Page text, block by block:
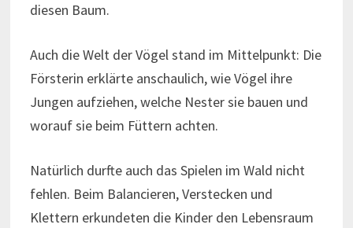
diesen Baum.
Auch die Welt der Vögel stand im Mittelpunkt: Die
Försterin erklärte anschaulich, wie Vögel ihre
Jungen aufziehen, welche Nester sie bauen und
worauf sie beim Füttern achten.
Natürlich durfte auch das Spielen im Wald nicht
fehlen. Beim Balancieren, Verstecken und
Klettern erkundeten die Kinder den Lebensraum